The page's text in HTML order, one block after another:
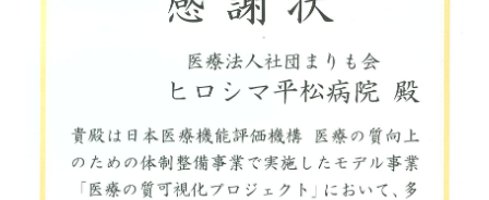
健康診断予防医療外来